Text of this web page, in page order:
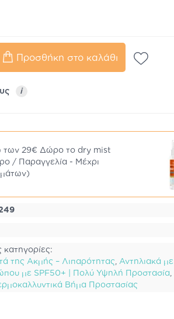
Προσθήκη στο καλάθι
i
των 29€ Δώρο το dry mist
/ Παραγγελία - Μέχρι
κατηγορίες:
της Ακμής – Λιπαρότητας, Αντηλιακά με
με SPF50+ | Πολύ Υψηλή Προστασία,
Βήμα Προστασίας